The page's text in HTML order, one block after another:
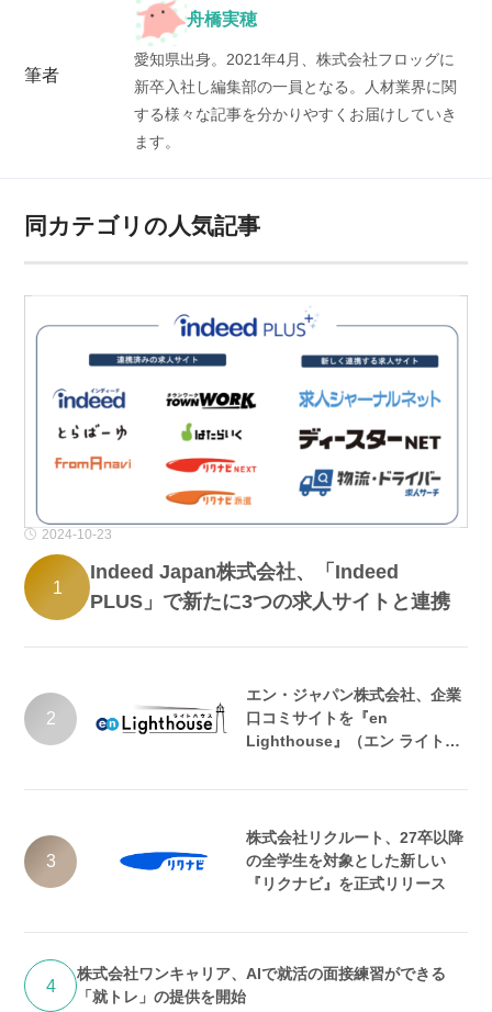
筆者
舟橋実穂
愛知県出身。2021年4月、株式会社フロッグに
新卒入社し編集部の一員となる。人材業界に関
する様々な記事を分かりやすくお届けしていき
ます。
同カテゴリの人気記事
2024-10-23
1
Indeed Japan株式会社、「Indeed
PLUS」で新たに3つの求人サイトと連携
2
エン・ジャパン株式会社、企業
口コミサイトを『en
Lighthouse』（エン ライトハ
3
株式会社リクルート、27卒以降
の全学生を対象とした新しい
『リクナビ』を正式リリース
4
株式会社ワンキャリア、AIで就活の面接練習ができる
「就トレ」の提供を開始